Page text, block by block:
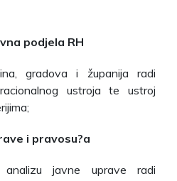
podjela RH
gradova i županija radi
ustroja te ustroj
i pravosu?a
javne uprave radi